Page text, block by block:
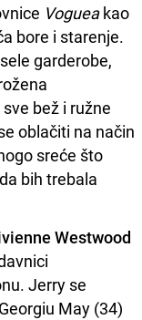
Vogueakao
bore i starenje.
garderobe,
bež i ružne
oblačiti na način
sreće što
bih trebala
Westwood
Jerry se
May (34)